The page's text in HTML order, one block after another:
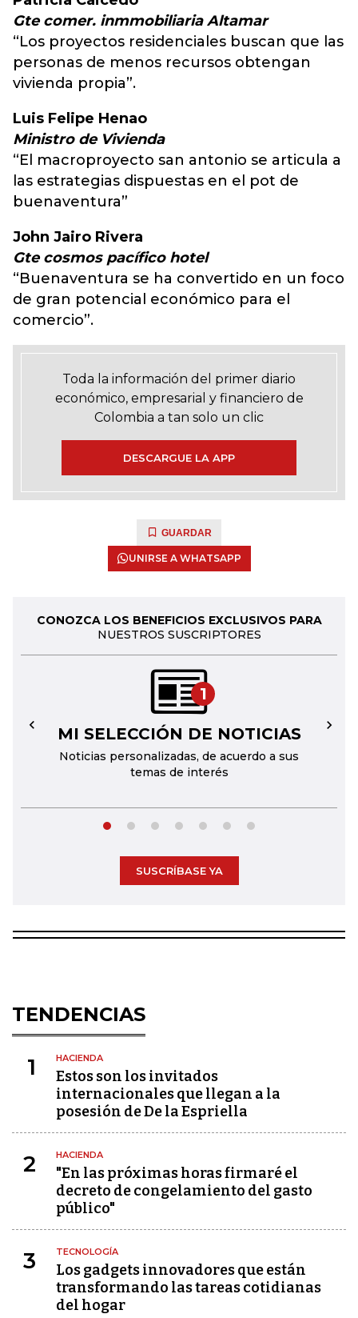
Gte comer. inmmobiliaria Altamar
“Los proyectos residenciales buscan que las
personas de menos recursos obtengan
vivienda propia”.
Luis Felipe Henao
Ministro de Vivienda
“El macroproyecto san antonio se articula a
las estrategias dispuestas en el pot de
buenaventura”
John Jairo Rivera
Gte cosmos pacífico hotel
“Buenaventura se ha convertido en un foco
de gran potencial económico para el
comercio”.
Toda la información del primer diario
económico, empresarial y financiero de
Colombia a tan solo un clic
DESCARGUE LA APP
GUARDAR
UNIRSE A WHATSAPP
CONOZCA LOS BENEFICIOS EXCLUSIVOS PARA
NUESTROS SUSCRIPTORES
1
MI SELECCIÓN DE NOTICIAS
Noticias personalizadas, de acuerdo a sus
temas de interés
← →
SUSCRÍBASE YA
TENDENCIAS
1 HACIENDA
Estos son los invitados
internacionales que llegan a la
posesión de De la Espriella
2 HACIENDA
"En las próximas horas firmaré el
decreto de congelamiento del gasto
público"
3 TECNOLOGÍA
Los gadgets innovadores que están
transformando las tareas cotidianas
del hogar